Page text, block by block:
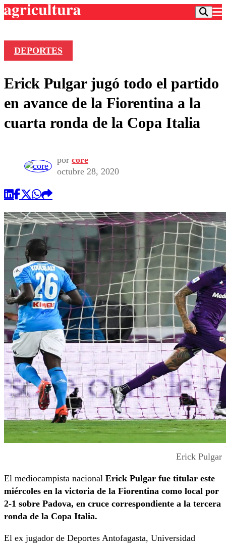
Frecuencias
Agricultura TV
Deportes
Colo Colo
Seleccion Chilena
Universidad de Chile
Entretención
Economía
Sustentabilidad
Publicaciones en medios
Opinión
DEPORTES
Erick Pulgar jugó todo el partido
en avance de la Fiorentina a la
cuarta ronda de la Copa Italia
por core
octubre 28, 2020
Erick Pulgar
El mediocampista nacional Erick Pulgar fue titular este
miércoles en la victoria de la Fiorentina como local por
2-1 sobre Padova, en cruce correspondiente a la tercera
ronda de la Copa Italia.
El ex jugador de Deportes Antofagasta, Universidad